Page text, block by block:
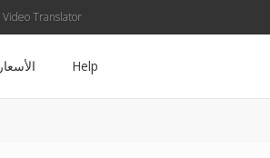
Video Translator
الأسعار Help